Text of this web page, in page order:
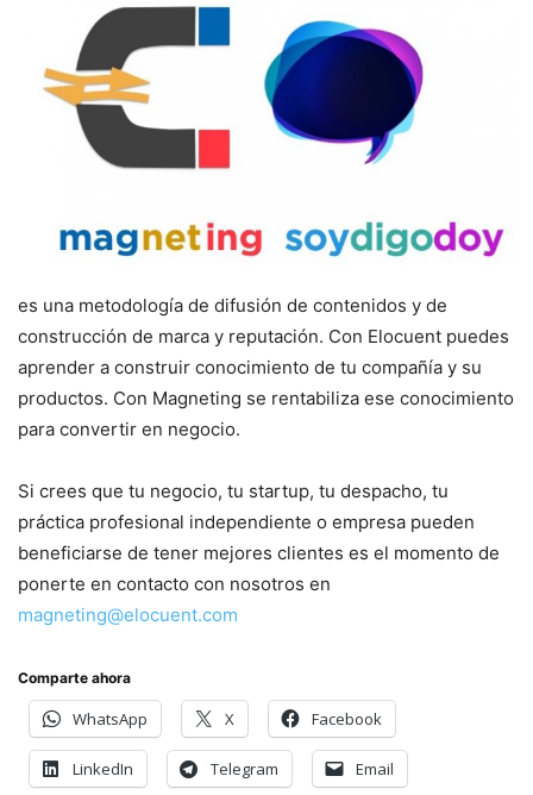
es una metodología de difusión de contenidos y de
construcción de marca y reputación. Con Elocuent puedes
aprender a construir conocimiento de tu compañía y su
productos. Con Magneting se rentabiliza ese conocimiento
para convertir en negocio.
Si crees que tu negocio, tu startup, tu despacho, tu
práctica profesional independiente o empresa pueden
beneficiarse de tener mejores clientes es el momento de
ponerte en contacto con nosotros en
magneting@elocuent.com
Comparte ahora
WhatsApp X Facebook
LinkedIn Telegram Email